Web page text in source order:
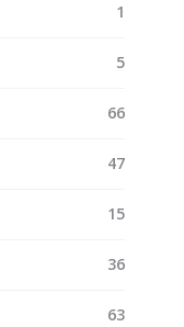
1
5
66
47
15
36
63